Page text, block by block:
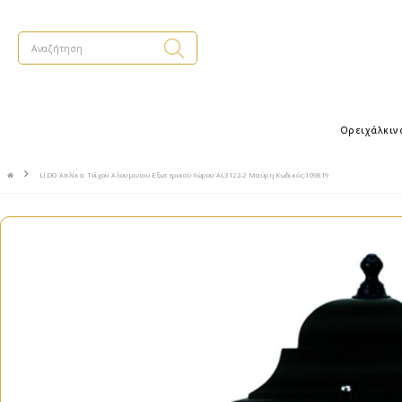
LIDO Απλίκα Τοίχου Αλουμινίου Εξωτερικoύ Χώρου AL3122-2 Μαύρη Κωδικός:109819